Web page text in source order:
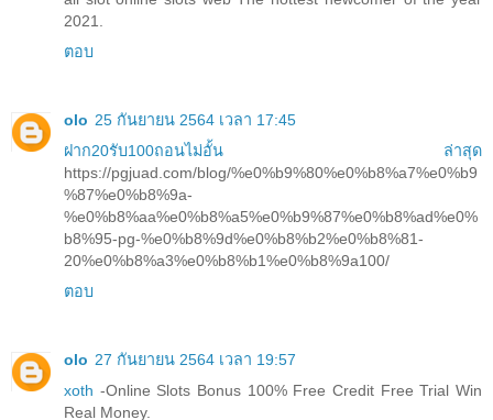
2021.
ตอบ
olo 25 กันยายน 2564 เวลา 17:45
ฝาก20รับ100ถอนไม่อั้น ล่าสุด
https://pgjuad.com/blog/%e0%b9%80%e0%b8%a7%e0%b9
%87%e0%b8%9a-
%e0%b8%aa%e0%b8%a5%e0%b9%87%e0%b8%ad%e0%
b8%95-pg-%e0%b8%9d%e0%b8%b2%e0%b8%81-
20%e0%b8%a3%e0%b8%b1%e0%b8%9a100/
ตอบ
olo 27 กันยายน 2564 เวลา 19:57
xoth -Online Slots Bonus 100% Free Credit Free Trial Win
Real Money.